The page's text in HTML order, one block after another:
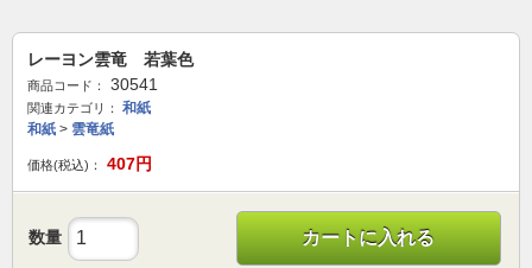
レーヨン雲竜 若葉色
商品コード： 30541
関連カテゴリ：
和紙
和紙 > 雲竜紙
価格(税込)： 407円
数量 カートに入れる